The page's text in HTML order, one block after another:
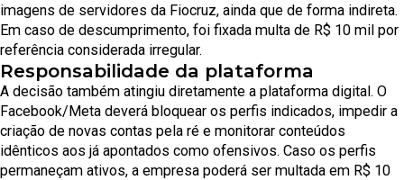
imagens de servidores da Fiocruz, ainda que de forma indireta.
Em caso de descumprimento, foi fixada multa de R$ 10 mil por
referência considerada irregular.
Responsabilidade da plataforma
A decisão também atingiu diretamente a plataforma digital. O
Facebook/Meta deverá bloquear os perfis indicados, impedir a
criação de novas contas pela ré e monitorar conteúdos
idênticos aos já apontados como ofensivos. Caso os perfis
permaneçam ativos, a empresa poderá ser multada em R$ 10